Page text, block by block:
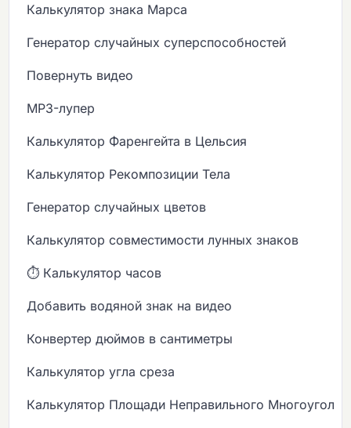
Калькулятор знака Марса
Генератор случайных суперспособностей
Повернуть видео
MP3-лупер
Калькулятор Фаренгейта в Цельсия
Калькулятор Рекомпозиции Тела
Генератор случайных цветов
Калькулятор совместимости лунных знаков
⏱️ Калькулятор часов
Добавить водяной знак на видео
Конвертер дюймов в сантиметры
Калькулятор угла среза
Калькулятор Площади Неправильного